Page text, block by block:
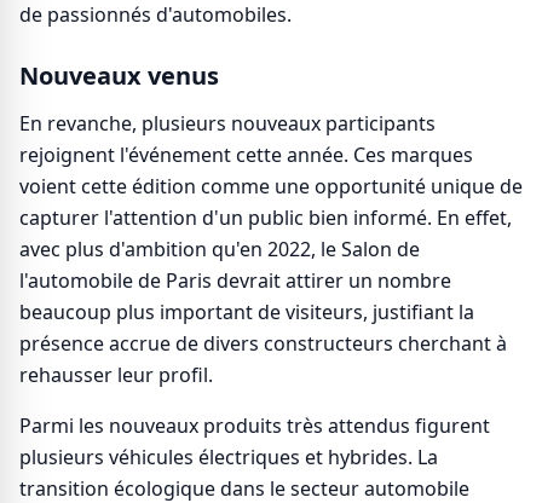
de passionnés d'automobiles.
Nouveaux venus
En revanche, plusieurs nouveaux participants
rejoignent l'événement cette année. Ces marques
voient cette édition comme une opportunité unique de
capturer l'attention d'un public bien informé. En effet,
avec plus d'ambition qu'en 2022, le Salon de
l'automobile de Paris devrait attirer un nombre
beaucoup plus important de visiteurs, justifiant la
présence accrue de divers constructeurs cherchant à
rehausser leur profil.
Parmi les nouveaux produits très attendus figurent
plusieurs véhicules électriques et hybrides. La
transition écologique dans le secteur automobile